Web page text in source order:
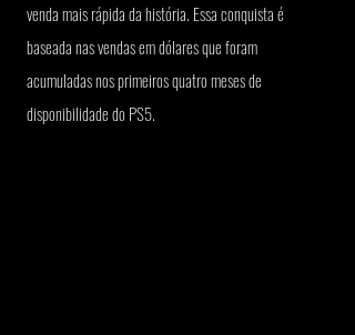
venda mais rápida da história. Essa conquista é
baseada nas vendas em dólares que foram
acumuladas nos primeiros quatro meses de
disponibilidade do PS5.